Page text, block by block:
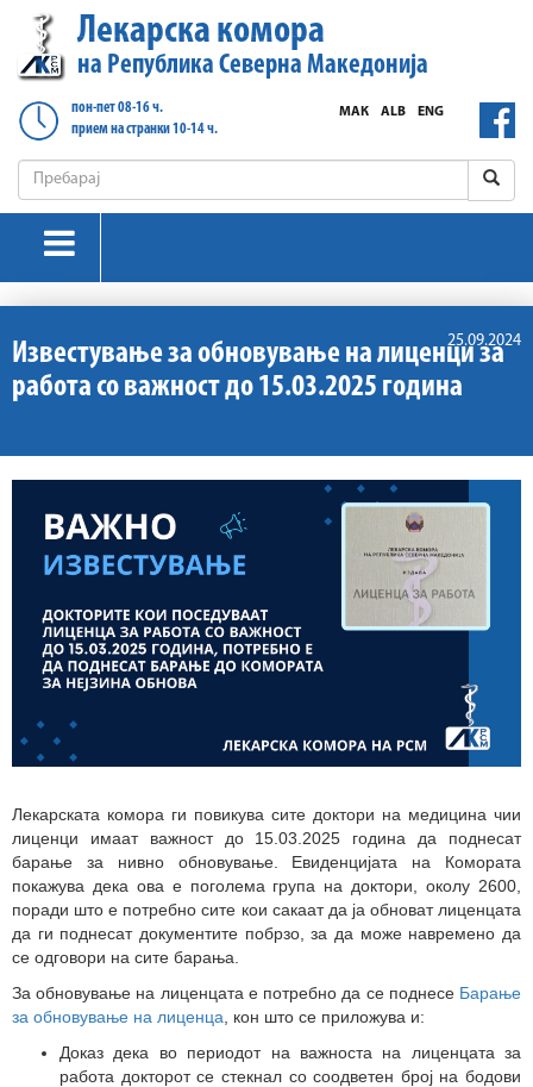
Лекарска комора
на Република Северна Македонија
пон-пет 08-16 ч.
прием на странки 10-14 ч.
ENG
ALB
МАК
25.09.2024
Известување за обновување на лиценци за
работa со важност до 15.03.2025 година
Лекарската комора ги повикува сите доктори на медицина чии
лиценци имаат важност до 15.03.2025 година да поднесат
барање за нивно обновување. Евиденцијата на Комората
покажува дека ова е поголема група на доктори, околу 2600,
поради што е потребно сите кои сакаат да ја обноват лиценцата
да ги поднесат документите побрзо, за да може навремено да
се одговори на сите барања.
За обновување на лиценцата е потребно да се поднесе Барање
за обновување на лиценца , кон што се приложува и:
Доказ дека во периодот на важноста на лиценцата за
работа докторот се стекнал со соодветен број на бодови